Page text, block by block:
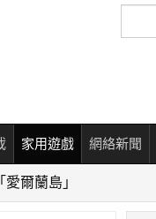
尋
家用遊戲 網絡新聞
爾蘭島」